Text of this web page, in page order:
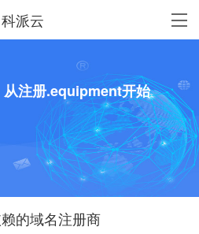
科派云
从注册.equipment开始
的域名注册商